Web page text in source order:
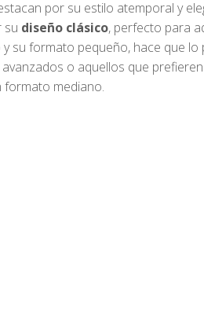
por su estilo atemporal y
su diseño clásico, perfecto para
su formato pequeño, hace que
o aquellos que
formato mediano.